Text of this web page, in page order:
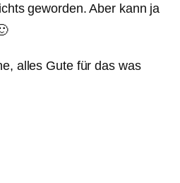
geworden. Aber kann ja
alles Gute für das was